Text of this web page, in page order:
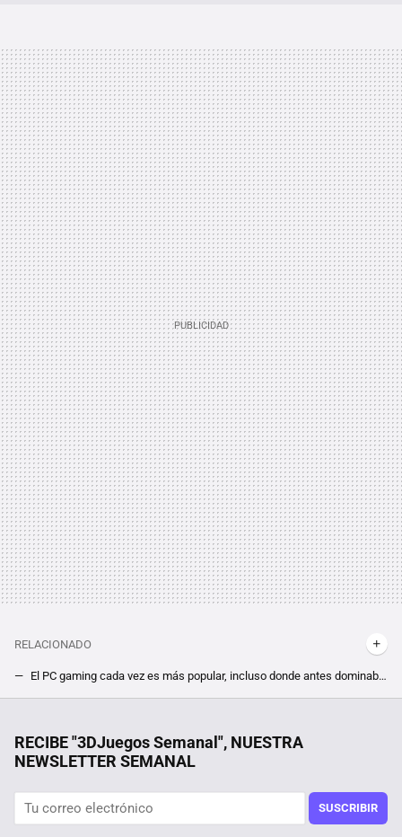
RELACIONADO
El PC gaming cada vez es más popular, incluso donde antes dominaban las consolas. Con beneficios récord años tras año, Japón se rinde a los ordenadores
El shooter más pequeño del mundo existe pero no lo encontrarás en Steam. Lo han desarrollado como un proyecto de investigación en Japón
RECIBE "3DJuegos Semanal", NUESTRA
NEWSLETTER SEMANAL
SUSCRIBIR